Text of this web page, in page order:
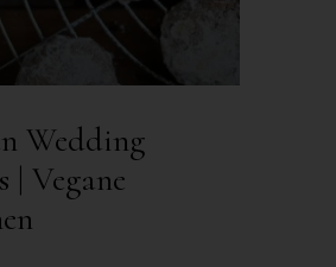
Wedding
| Vegane